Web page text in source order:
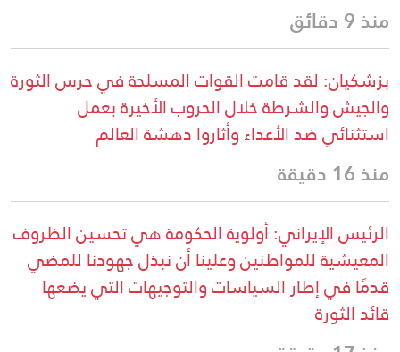
منذ 9 دقائق
بزشكيان: لقد قامت القوات المسلحة في حرس الثورة
والجيش والشرطة خلال الحروب الأخيرة بعمل
استثنائي ضد الأعداء وأثاروا دهشة العالم
منذ 16 دقيقة
الرئيس الإيراني: أولوية الحكومة هي تحسين الظروف
المعيشية للمواطنين وعلينا أن نبذل جهودنا للمضي
قدمًا في إطار السياسات والتوجيهات التي يضعها
قائد الثورة